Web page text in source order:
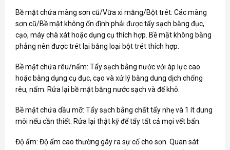
Bề mặt chứa màng sơn cũ/Vữa xi măng/Bột trét: Các màng
sơn cũ/Bề mặt không ổn định phải được tẩy sạch bằng đục,
cạo, máy chà xát hoặc dụng cụ thích hợp. Bề mặt không bằng
phẳng nên được trét lại bằng loại bột trét thích hợp.
Bề mặt chứa rêu/nấm: Tẩy sạch bằng nước với áp lực cao
hoặc bằng dụng cụ đục, cạo và xử lý bằng dung dịch chống
rêu, nấm. Rửa lại bề mặt bằng nước sạch và để khô.
Bề mặt chứa dầu mỡ: Tẩy sạch bằng chất tẩy nhẹ và 1 ít dung
môi nếu cần thiết. Rửa lại thật kỹ để tẩy tất cả mọi vết bẩn.
Độ ẩm: Độ ẩm cao thường gây ra sự cố cho sơn. Quan sát